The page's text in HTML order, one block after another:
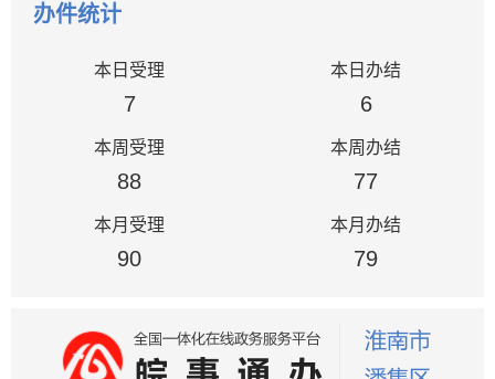
区民政局
区市场监督管理局
区财政局 区农业农村局
办件统计
本日受理
7
本日办结
6
本周受理
88
本周办结
77
本月受理
90
本月办结
79